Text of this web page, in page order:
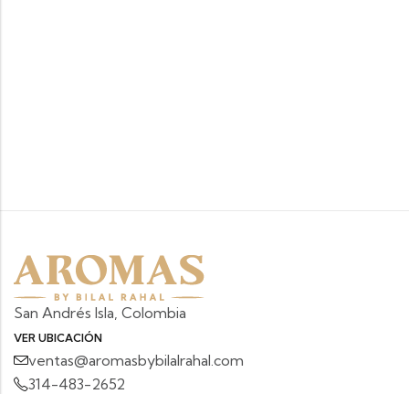
San Andrés Isla, Colombia
VER UBICACIÓN
ventas@aromasbybilalrahal.com
314-483-2652